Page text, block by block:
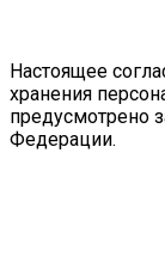
Настоящее
хранения
предусмотрено
Федерации.